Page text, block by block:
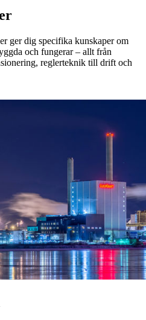
ger dig specifika kunskaper om
och fungerar – allt från
reglerteknik till drift och